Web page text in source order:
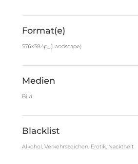
Format(e)
576x384p_(Landscape)
Medien
Bild
Blacklist
Alkohol, Verkehrszeichen, Erotik, Nacktheit